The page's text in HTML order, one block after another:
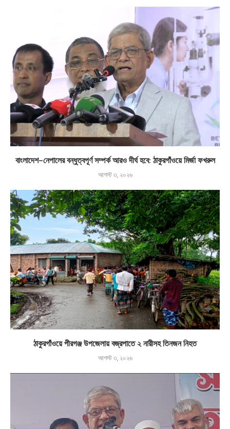
বাংলাদেশ-নেপালের বন্ধুত্বপূর্ণ সম্পর্ক আরও দীর্ঘ হবে: ঠাকুরগাঁওয়ে মির্জা ফখরুল
আগস্ট ৩, ২০২৬
ঠাকুরগাঁওয়ে পীরগঞ্জ উপজেলায় বজ্রপাতে ২ নারীসহ তিনজন নিহত
আগস্ট ৩, ২০২৬